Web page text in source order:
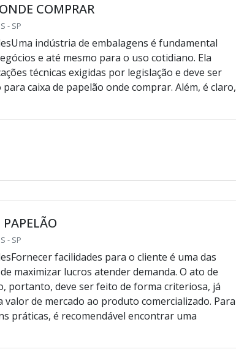
COMPRAR
- SP
indústria de embalagens é fundamental
e até mesmo para o uso cotidiano. Ela
técnicas exigidas por legislação e deve ser
caixa de papelão onde comprar. Além, é claro,
- SP
facilidades para o cliente é uma das
maximizar lucros atender demanda. O ato de
portanto, deve ser feito de forma criteriosa, já
valor de mercado ao produto comercializado. Para
práticas, é recomendável encontrar uma